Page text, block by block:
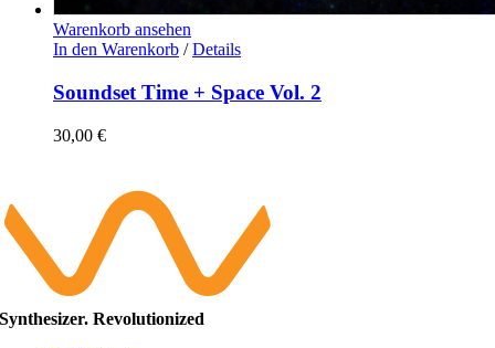
Warenkorb ansehen
In den Warenkorb / Details
Soundset Time + Space Vol. 2
30,00 €
Synthesizer. Revolutionized